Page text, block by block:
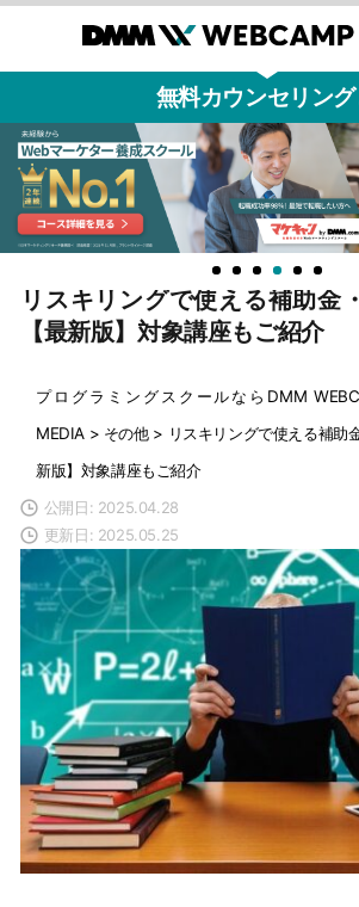
無料カウンセリン
リスキリングで使える補助金
【最新版】対象講座もご紹介
プログラミングスクールならDMM
MEDIA > その他> リスキリングで使える補助
新版】対象講座もご紹介
公開日: 2025.04.28
更新日: 2025.05.25